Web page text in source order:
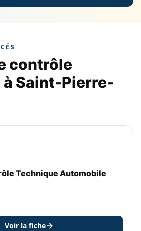
contrôle
Saint-Pierre-
Technique Automobile
Voir la fiche